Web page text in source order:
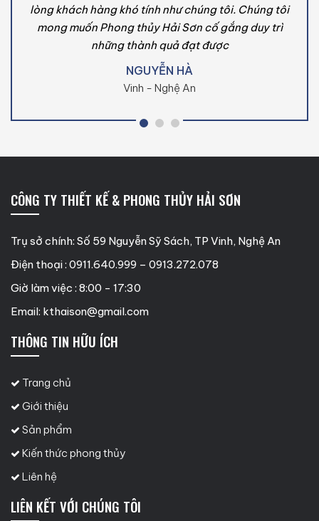
lòng khách hàng khó tính như chúng tôi. Chúng tôi
mong muốn Phong thủy Hải Sơn cố gắng duy trì
những thành quả đạt được
NGUYỄN HÀ
Vinh - Nghệ An
CÔNG TY THIẾT KẾ & PHONG THỦY HẢI SƠN
Trụ sở chính: Số 59 Nguyễn Sỹ Sách, TP Vinh, Nghệ An
Điện thoại : 0911.640.999 – 0913.272.078
Giờ làm việc : 8:00 - 17:30
Email: kthaison@gmail.com
THÔNG TIN HỮU ÍCH
Trang chủ
Giới thiệu
Sản phẩm
Kiến thức phong thủy
Liên hệ
LIÊN KẾT VỚI CHÚNG TÔI